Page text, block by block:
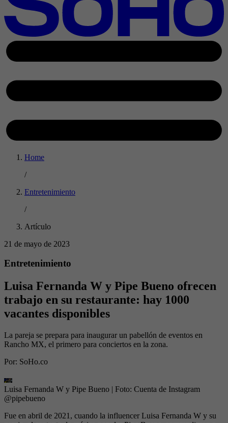
Home
/
Entretenimiento
/
Artículo
21 de mayo de 2023
Entretenimiento
Luisa Fernanda W y Pipe Bueno ofrecen
trabajo en su restaurante: hay 1000
vacantes disponibles
La pareja se prepara para inaugurar un pabellón de eventos en
Rancho MX, el primero para conciertos en la zona.
Por: SoHo.co
Luisa Fernanda W y Pipe Bueno | Foto: Cuenta de Instagram
@pipebueno
Fue en abril de 2021, cuando la influencer Luisa Fernanda W y su